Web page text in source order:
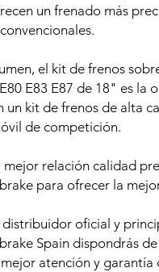
un frenado más
el kit de frenos
E83 E87 de 18" es la
un kit de frenos de alta
de competición.
mejor relación calidad
para ofrecer la
oficial y
Spain dispondrás
atención y